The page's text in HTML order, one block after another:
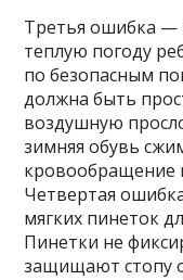
Третья ошибка —
теплую погоду
по безопасным
должна быть
воздушную
зимняя обувь
кровообращение
Четвертая
мягких пинеток
Пинетки не
защищают стопу